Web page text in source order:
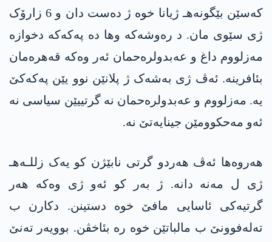
کەسێن بێگونەهـ ژیانا خوە ژ دەست دان و 6 زارۆک
ژی سێوی مان. د رەوشەکە وها دە په‌كه‌كە دخوازە
مه‌زلووم داغ و عه‌بدولره‌حمان ئەر وەکە قەهرەمان
بئافرینه‌. ئەڤ ژی بەشەک ژ پلانێن نوو یێن په‌كه‌كێ
یە. مه‌زلووم و عه‌بدولره‌حمان نە گرتییێن سیاسی نە
ئەو مەحکوومێن جینایەتێ نە.
هەروه‌ها ئەڤ هەردو گرتی نابێژن کو یەک زللـه‌هـ
ژی ل مەنە دانە. ژ بەر کو ئەو ژی وەکە هەر
گرتیەکی ئاسایی مافێ خوە دستینن. دکارن ب
تەلەفوونێ ب مالباتێن خوه‌ رە بئاخڤن. بوویەر تەنێ